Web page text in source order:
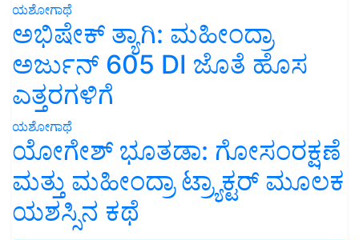
ಯಶೋಗಾಥೆ
ಅಭಿಷೇಕ್ ತ್ಯಾಗಿ: ಮಹೀಂದ್ರಾ
ಅರ್ಜುನ್ 605 DI ಜೊತೆ ಹೊಸ
ಎತ್ತರಗಳಿಗೆ
ಯಶೋಗಾಥೆ
ಯೋಗೇಶ್ ಭೂತಡಾ: ಗೋಸಂರಕ್ಷಣೆ
ಮತ್ತು ಮಹೀಂದ್ರಾ ಟ್ರ್ಯಾಕ್ಟರ್ ಮೂಲಕ
ಯಶಸ್ಸಿನ ಕಥೆ